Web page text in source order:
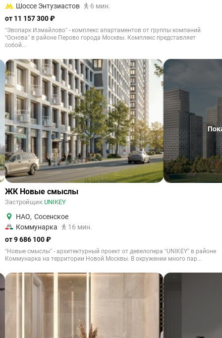
Шоссе Энтузиастов
6 мин.
от 11 157 300 ₽
“Эвопарк Измайлово” - комплекс апартаментов от группы компаний
“Основа” в районе Перово города Москвы. Комплекс представляет
собой...
ЖК Новые смыслы
Застройщик UNIKEY
НАО, Сосенское
Коммунарка
16 мин.
от 9 686 100 ₽
“Новые смыслы” - архитектурный проект от девелопера “UNIKEY” в районе
Коммунарка на территории Новой Москвы. В окружении много пар...